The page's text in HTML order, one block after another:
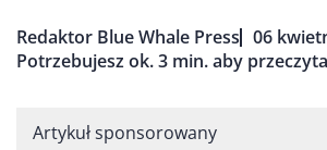
Redaktor Blue Whale Press 06
Potrzebujesz ok. 3 min. aby
Artykuł sponsorowany